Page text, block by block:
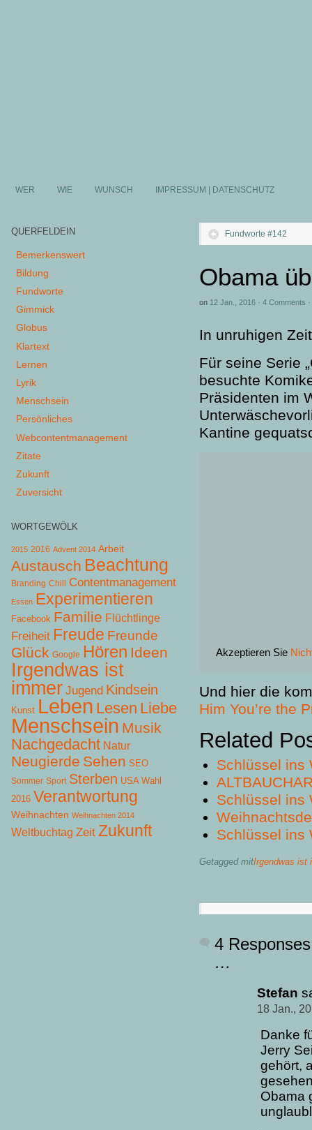
WER WIE WUNSCH IMPRESSUM | DATENSCHUTZ
Fundworte #142
Obama
on 12 Jan., 2016 · 4 Comments ·
In unruhigen
Für seine Serie
besuchte
Präsidenten im
Kantine
Akzeptieren Sie
Und hier die
Him You’re the
Related
Schlüssel ins
Schlüssel ins
Schlüssel ins
Getagged mitIrgendwas ist
4
…
Stefan
18 Jan.,
Danke
Jerry
gehört,
Obama
QUERFELDEIN
Bemerkenswert
Bildung
Fundworte
Gimmick
Globus
Klartext
Lernen
Lyrik
Menschsein
Persönliches
Webcontentmanagement
Zitate
Zukunft
Zuversicht
WORTGEWÖLK
2015 2016 Advent 2014 Arbeit
Austausch Beachtung
Branding Chill Contentmanagement
Essen Experimentieren
Facebook Familie Flüchtlinge
Freiheit Freude Freunde
Glück Google Hören Ideen
Irgendwas ist
immer Jugend Kindsein
Kunst Leben Lesen Liebe
Menschsein Musik
Nachgedacht Natur
Neugierde Sehen SEO
Sommer Sport Sterben USA Wahl
2016 Verantwortung
Weihnachten Weihnachten 2014
Weltbuchtag Zeit Zukunft